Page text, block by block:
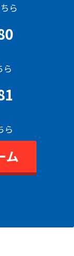
ら
ら
ら
ム